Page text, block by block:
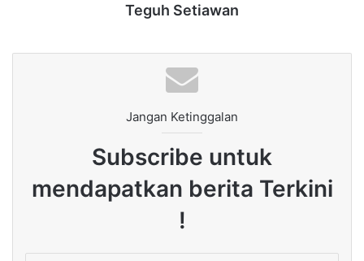
Teguh Setiawan
Jangan Ketinggalan
Subscribe untuk
mendapatkan berita Terkini
!